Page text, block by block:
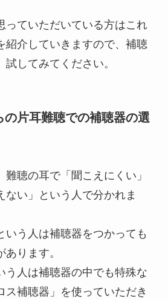
っていただいている方はこれ
紹介していきますので、補聴
してみてください。
の片耳難聴での補聴器の選
難聴の耳で「聞こえにくい」
ない」という人で分かれま
いう人は補聴器をつかっても
ります。
う人は補聴器の中でも特殊な
ス補聴器」を使っていただき